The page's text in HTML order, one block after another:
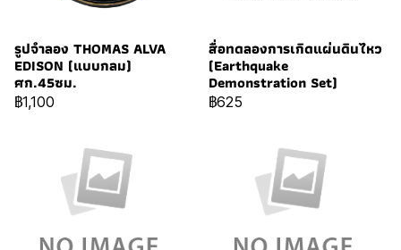
รูปจำลอง THOMAS ALVA
EDISON (แบบกลม)
ศก.45ซม.
฿1,100
สื่อทดลองการเกิดแผ่นดินไหว
(Earthquake
Demonstration Set)
฿625